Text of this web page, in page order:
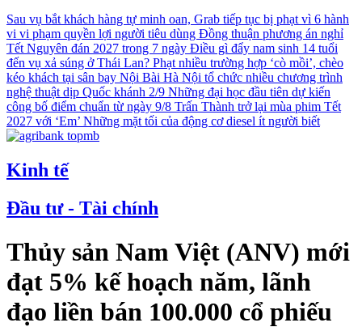
Sau vụ bắt khách hàng tự minh oan, Grab tiếp tục bị phạt vì 6 hành
vi vi phạm quyền lợi người tiêu dùng Đồng thuận phương án nghỉ
Tết Nguyên đán 2027 trong 7 ngày Điều gì đẩy nam sinh 14 tuổi
đến vụ xả súng ở Thái Lan? Phạt nhiều trường hợp ‘cò mồi’, chèo
kéo khách tại sân bay Nội Bài Hà Nội tổ chức nhiều chương trình
nghệ thuật dịp Quốc khánh 2/9 Những đại học đầu tiên dự kiến
công bố điểm chuẩn từ ngày 9/8 Trấn Thành trở lại mùa phim Tết
2027 với ‘Em’ Những mặt tối của động cơ diesel ít người biết
Kinh tế
Đầu tư - Tài chính
Thủy sản Nam Việt (ANV) mới
đạt 5% kế hoạch năm, lãnh
đạo liền bán 100.000 cổ phiếu